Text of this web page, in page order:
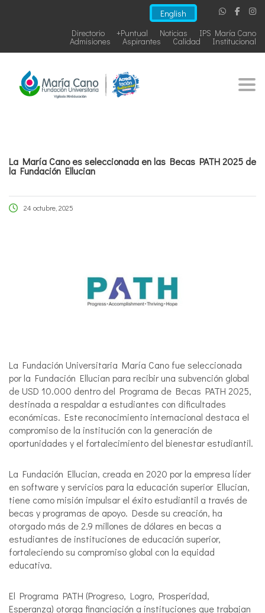
English
IPS María Cano
Noticias
+Puntual
Directorio
Institucional
Calidad
Aspirantes
Admisiones
La María Cano es seleccionada en las Becas PATH 2025 de
la Fundación Ellucian
24 octubre, 2025
La Fundación Universitaria María Cano fue seleccionada
por la Fundación Ellucian para recibir una subvención global
de USD 10.000 dentro del Programa de Becas PATH 2025,
destinada a respaldar a estudiantes con dificultades
económicas. Este reconocimiento internacional destaca el
compromiso de la institución con la generación de
oportunidades y el fortalecimiento del bienestar estudiantil.
La Fundación Ellucian, creada en 2020 por la empresa líder
en software y servicios para la educación superior Ellucian,
tiene como misión impulsar el éxito estudiantil a través de
becas y programas de apoyo. Desde su creación, ha
otorgado más de 2.9 millones de dólares en becas a
estudiantes de instituciones de educación superior,
fortaleciendo su compromiso global con la equidad
educativa.
El Programa PATH (Progreso, Logro, Prosperidad,
Esperanza) otorga financiación a instituciones que trabajan